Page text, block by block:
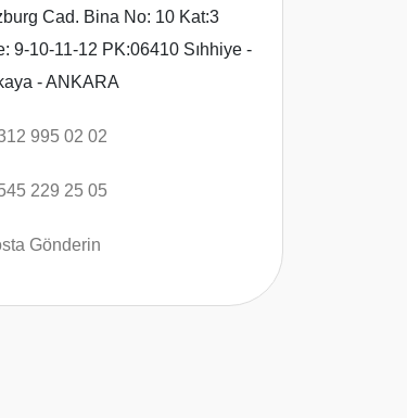
Cad. Bina No: 10 Kat:3
9-10-11-12 PK:06410 Sıhhiye -
- ANKARA
995 02 02
229 25 05
Gönderin